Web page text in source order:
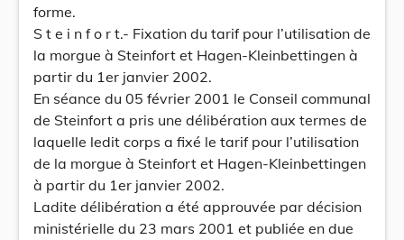
forme.
S t e i n f o r t.- Fixation du tarif pour l’utilisation de
la morgue à Steinfort et Hagen-Kleinbettingen à
partir du 1er janvier 2002.
En séance du 05 février 2001 le Conseil communal
de Steinfort a pris une délibération aux termes de
laquelle ledit corps a fixé le tarif pour l’utilisation
de la morgue à Steinfort et Hagen-Kleinbettingen
à partir du 1er janvier 2002.
Ladite délibération a été approuvée par décision
ministérielle du 23 mars 2001 et publiée en due